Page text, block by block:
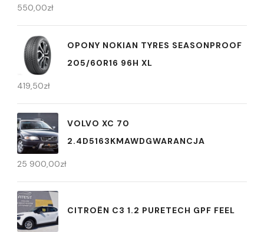
550,00zł
OPONY NOKIAN TYRES SEASONPROOF
205/60R16 96H XL
419,50zł
VOLVO XC 70
2.4D5163KMAWDGWARANCJA
25 900,00zł
CITROËN C3 1.2 PURETECH GPF FEEL